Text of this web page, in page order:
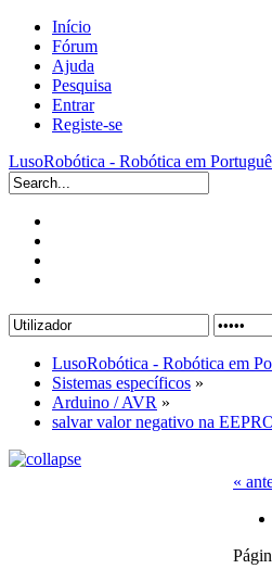
Início
Fórum
Ajuda
Pesquisa
Entrar
Registe-se
LusoRobótica - Robótica em
LusoRobótica - Robótica em
Sistemas específicos »
Arduino / AVR »
salvar valor negativo na
«